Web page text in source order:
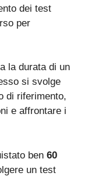
dei test
per
la durata di un
si svolge
di riferimento,
e affrontare i
ben 60
un test